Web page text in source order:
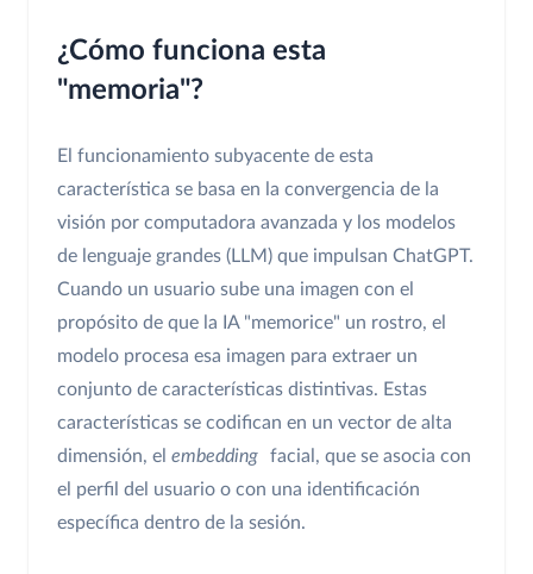
¿Cómo funciona esta
"memoria"?
El funcionamiento subyacente de esta
característica se basa en la convergencia de la
visión por computadora avanzada y los modelos
de lenguaje grandes (LLM) que impulsan ChatGPT.
Cuando un usuario sube una imagen con el
propósito de que la IA "memorice" un rostro, el
modelo procesa esa imagen para extraer un
conjunto de características distintivas. Estas
características se codifican en un vector de alta
dimensión, el embedding
facial, que se asocia con
el perfil del usuario o con una identificación
específica dentro de la sesión.